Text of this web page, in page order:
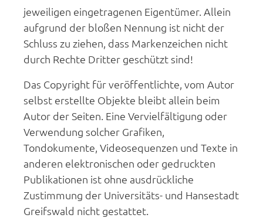
jeweiligen eingetragenen Eigentümer. Allein
aufgrund der bloßen Nennung ist nicht der
Schluss zu ziehen, dass Markenzeichen nicht
durch Rechte Dritter geschützt sind!
Das Copyright für veröffentlichte, vom Autor
selbst erstellte Objekte bleibt allein beim
Autor der Seiten. Eine Vervielfältigung oder
Verwendung solcher Grafiken,
Tondokumente, Videosequenzen und Texte in
anderen elektronischen oder gedruckten
Publikationen ist ohne ausdrückliche
Zustimmung der Universitäts- und Hansestadt
Greifswald nicht gestattet.